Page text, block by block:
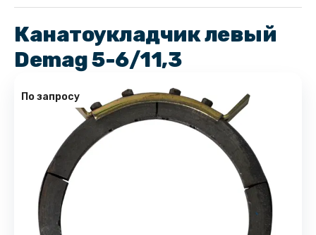
Канатоукладчик левый
Demag 5-6/11,3
По запросу